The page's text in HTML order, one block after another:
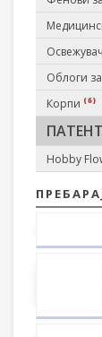
Облоги
Корпи (6)
Hobby